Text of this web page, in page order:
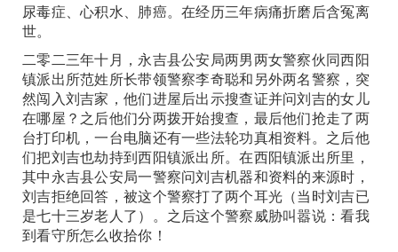
尿毒症、心积水、肺癌。在经历三年病痛折磨后含冤离
世。
二零二三年十月，永吉县公安局两男两女警察伙同西阳
镇派出所范姓所长带领警察李奇聪和另外两名警察，突
然闯入刘吉家，他们进屋后出示搜查证并问刘吉的女儿
在哪屋？之后他们分两拨开始搜查，最后他们抢走了两
台打印机，一台电脑还有一些法轮功真相资料。之后他
们把刘吉也劫持到西阳镇派出所。在西阳镇派出所里，
其中永吉县公安局一警察问刘吉机器和资料的来源时，
刘吉拒绝回答，被这个警察打了两个耳光（当时刘吉已
是七十三岁老人了）。之后这个警察威胁叫嚣说：看我
到看守所怎么收拾你！